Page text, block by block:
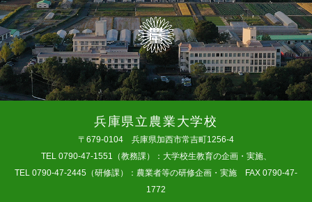
兵庫県立農業大学校
〒679-0104 兵庫県加西市常吉町1256-4
TEL 0790-47-1551（教務課）：大学校生教育の企画・実施、
TEL 0790-47-2445（研修課）：農業者等の研修企画・実施 FAX 0790-47-
1772